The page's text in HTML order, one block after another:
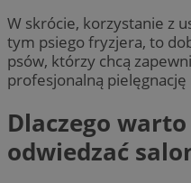
W skrócie, korzystanie z
tym psiego fryzjera, to
psów, którzy chcą
profesjonalną pielęgnację
Dlaczego
odwiedzać